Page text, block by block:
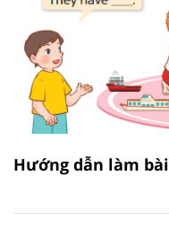
Hướng dẫn làm bài